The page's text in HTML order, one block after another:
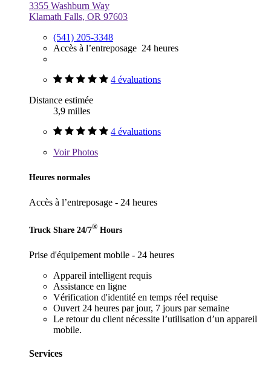
3355 Washburn Way
Klamath Falls, OR 97603
(541) 205-3348
Accès à l’entreposage 24 heures
4 évaluations
Distance estimée
3,9 milles
4 évaluations
VoirPhotos
Heures normales
Accès à l’entreposage - 24 heures
Truck Share 24/7® Hours
Prise d'équipement mobile - 24 heures
Appareil intelligent requis
Assistance en ligne
Vérification d'identité en temps réel requise
Ouvert 24 heures par jour, 7 jours par semaine
Le retour du client nécessite l’utilisation d’un appareil
mobile.
Services